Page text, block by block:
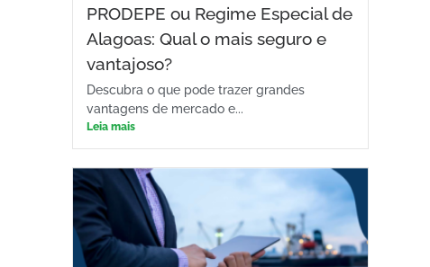
PRODEPE ou Regime Especial de
Alagoas: Qual o mais seguro e
vantajoso?
Descubra o que pode trazer grandes
vantagens de mercado e...
Leia mais